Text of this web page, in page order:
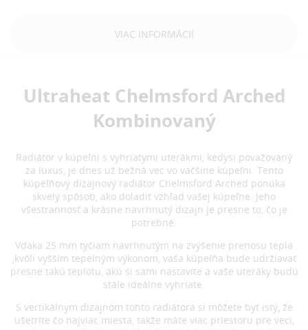
VIAC INFORMÁCIÍ
Ultraheat Chelmsford Arched
Kombinovaný
Radiátor v kúpeľni s vyhriatymi uterákmi, kedysi považovaný
za luxus, je dnes už bežná vec vo väčšine kúpeľni. Tento
kúpeľňový dizajnový radiátor Chelmsford Arched ponúka
skvelý spôsob, ako doladiť vzhľad vašej kúpeľne. Jeho
všestrannosť a krásne navrhnutý dizajn je presne to, čo je
potrebné.
Vďaka 25 mm tyčiam navrhnutým na zvýšenie prenosu tepla
,kvôli vyšším tepelným výkonom, vaša kúpeľňa bude udržiavať
presne takú teplotu, akú si sami nastavíte a vaše uteráky budú
stále ideálne vyhriate.
S vertikálnym dizajnom tohto radiátora si môžete byť istý, že
ušetríte čo najviac miesta, takže máte viac priestoru pre veci,